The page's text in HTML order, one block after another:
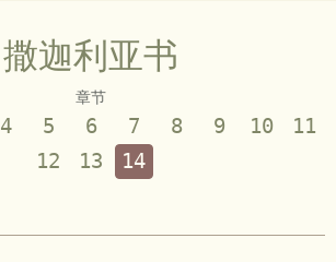
撒迦利亚书
章节
4 5 6 7 8 9 10
11
12
13 14